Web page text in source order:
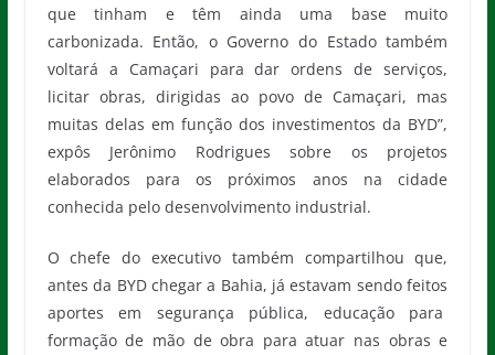
que tinham e têm ainda uma base muito
carbonizada. Então, o Governo do Estado também
voltará a Camaçari para dar ordens de serviços,
licitar obras, dirigidas ao povo de Camaçari, mas
muitas delas em função dos investimentos da BYD”,
expôs Jerônimo Rodrigues sobre os projetos
elaborados para os próximos anos na cidade
conhecida pelo desenvolvimento industrial.
O chefe do executivo também compartilhou que,
antes da BYD chegar a Bahia, já estavam sendo feitos
aportes em segurança pública, educação para
formação de mão de obra para atuar nas obras e